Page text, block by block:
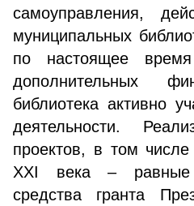
самоуправления,
муниципальных
по настоящее
дополнительных
библиотека активно
деятельности.
проектов, в том
XXI века – равные
средства гранта